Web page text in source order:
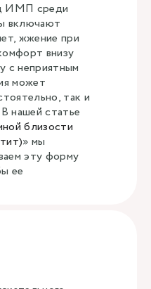
ИМП среди
включают
жжение при
внизу
с неприятным
может
так и
нашей статье
близости
» мы
эту форму
ее